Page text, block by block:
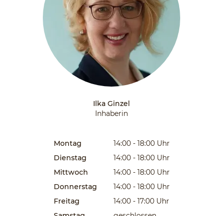
Ilka Ginzel
Inhaberin
Montag 14:00 - 18:00Uhr
Dienstag
14:00 - 18:00Uhr
Mittwoch
14:00 - 18:00Uhr
Donnerstag
14:00 - 18:00Uhr
Freitag
14:00 - 17:00Uhr